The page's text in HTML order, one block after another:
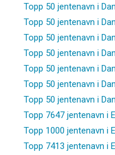
Topp 50 jentenavn i
Topp 50 jentenavn i
Topp 50 jentenavn i
Topp 50 jentenavn i
Topp 50 jentenavn i
Topp 50 jentenavn i
Topp 50 jentenavn i
Topp 7647 jentenavn i
Topp 1000 jentenavn i
Topp 7413 jentenavn i